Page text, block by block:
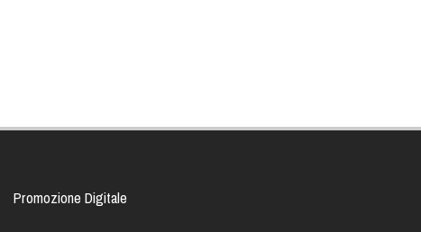
Promozione Digitale